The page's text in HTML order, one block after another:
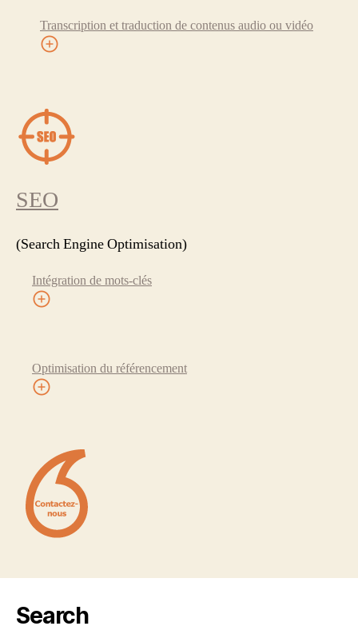
Transcription et traduction de contenus audio ou vidéo
SEO
(Search Engine Optimisation)
Intégration de mots-clés
Optimisation du référencement
Search